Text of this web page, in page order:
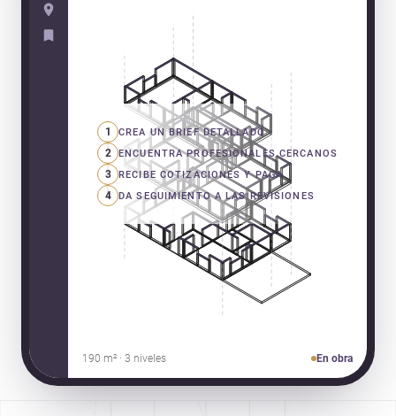
1 CREA UN BRIEF DETALLADO
2 ENCUENTRA PROFESIONALES CERCANOS
3 RECIBE COTIZACIONES Y PAGA
4 DA SEGUIMIENTO A LAS REVISIONES
190 m² · 3 niveles En obra